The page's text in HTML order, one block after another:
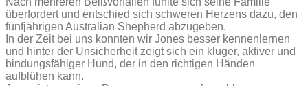
überfordert und entschied sich schweren Herzens dazu, den
fünfjährigen Australian Shepherd abzugeben.
In der Zeit bei uns konnten wir Jones besser kennenlernen
und hinter der Unsicherheit zeigt sich ein kluger, aktiver und
bindungsfähiger Hund, der in den richtigen Händen
aufblühen kann.